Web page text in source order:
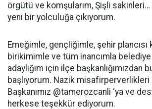
örgütü ve komşularım, Şişli
yeni bir yolculuğa çıkıyorum.
Emeğimle, gençliğimle, şehir plancısı
birikimimle ve tüm inancımla belediye
adaylığım için ilçe başkanlığımızdan
başlıyorum. Nazik
Başkanımız @tamerozcanli ‘ya ve
herkese teşekkür ediyorum.